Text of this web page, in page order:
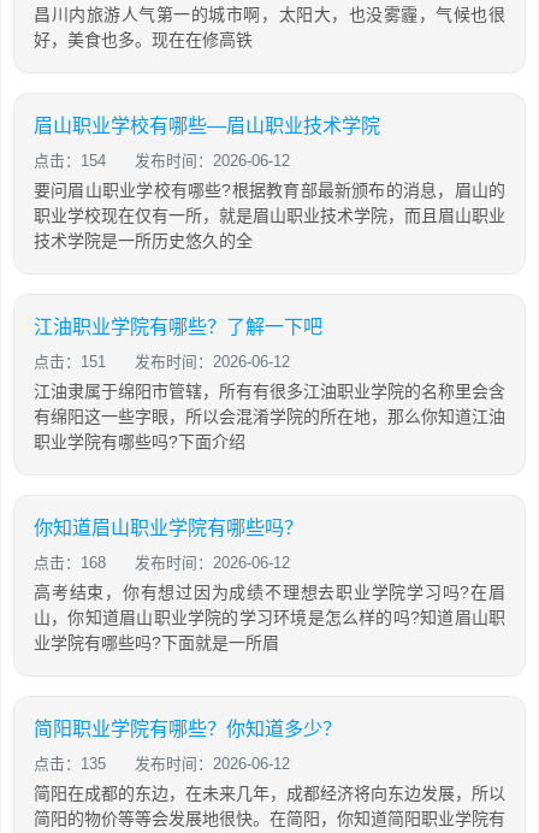
昌川内旅游人气第一的城市啊，太阳大，也没雾霾，气候也很
好，美食也多。现在在修高铁
眉山职业学校有哪些—眉山职业技术学院
点击：154 发布时间：2026-06-12
要问眉山职业学校有哪些?根据教育部最新颁布的消息，眉山的
职业学校现在仅有一所，就是眉山职业技术学院，而且眉山职业
技术学院是一所历史悠久的全
江油职业学院有哪些？了解一下吧
点击：151 发布时间：2026-06-12
江油隶属于绵阳市管辖，所有有很多江油职业学院的名称里会含
有绵阳这一些字眼，所以会混淆学院的所在地，那么你知道江油
职业学院有哪些吗?下面介绍
你知道眉山职业学院有哪些吗？
点击：168 发布时间：2026-06-12
高考结束，你有想过因为成绩不理想去职业学院学习吗?在眉
山，你知道眉山职业学院的学习环境是怎么样的吗?知道眉山职
业学院有哪些吗?下面就是一所眉
简阳职业学院有哪些？你知道多少？
点击：135 发布时间：2026-06-12
简阳在成都的东边，在未来几年，成都经济将向东边发展，所以
简阳的物价等等会发展地很快。在简阳，你知道简阳职业学院有